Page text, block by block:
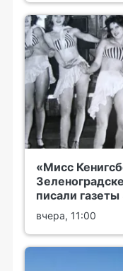
«Мисс
писали
вчера, 11:00